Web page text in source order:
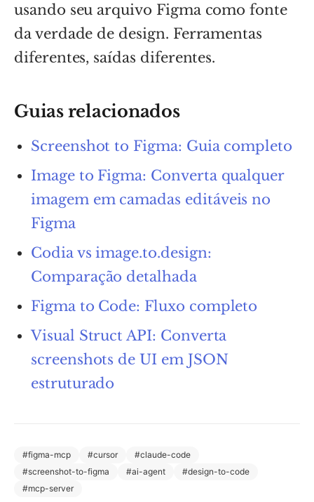
usando seu arquivo Figma como fonte
da verdade de design. Ferramentas
diferentes, saídas diferentes.
Guias relacionados
Screenshot to Figma: Guia completo
Image to Figma: Converta qualquer
imagem em camadas editáveis no
Figma
Codia vs image.to.design:
Comparação detalhada
Figma to Code: Fluxo completo
Visual Struct API: Converta
screenshots de UI em JSON
estruturado
#figma-mcp #cursor #claude-code
#screenshot-to-figma #ai-agent #design-to-code
#mcp-server